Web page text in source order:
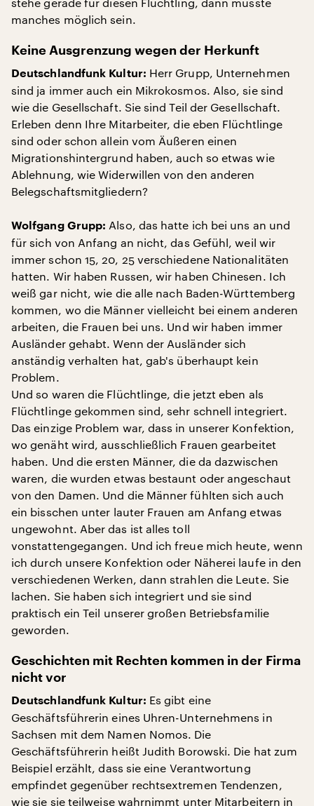
manches möglich sein.
Keine Ausgrenzung wegen der Herkunft
Deutschlandfunk Kultur: Herr Grupp, Unternehmen
sind ja immer auch ein Mikrokosmos. Also, sie sind
wie die Gesellschaft. Sie sind Teil der Gesellschaft.
Erleben denn Ihre Mitarbeiter, die eben Flüchtlinge
sind oder schon allein vom Äußeren einen
Migrationshintergrund haben, auch so etwas wie
Ablehnung, wie Widerwillen von den anderen
Belegschaftsmitgliedern?
Wolfgang Grupp: Also, das hatte ich bei uns an und
für sich von Anfang an nicht, das Gefühl, weil wir
immer schon 15, 20, 25 verschiedene Nationalitäten
hatten. Wir haben Russen, wir haben Chinesen. Ich
weiß gar nicht, wie die alle nach Baden-Württemberg
kommen, wo die Männer vielleicht bei einem anderen
arbeiten, die Frauen bei uns. Und wir haben immer
Ausländer gehabt. Wenn der Ausländer sich
anständig verhalten hat, gab's überhaupt kein
Problem.
Und so waren die Flüchtlinge, die jetzt eben als
Flüchtlinge gekommen sind, sehr schnell integriert.
Das einzige Problem war, dass in unserer Konfektion,
wo genäht wird, ausschließlich Frauen gearbeitet
haben. Und die ersten Männer, die da dazwischen
waren, die wurden etwas bestaunt oder angeschaut
von den Damen. Und die Männer fühlten sich auch
ein bisschen unter lauter Frauen am Anfang etwas
ungewohnt. Aber das ist alles toll
vonstattengegangen. Und ich freue mich heute, wenn
ich durch unsere Konfektion oder Näherei laufe in den
verschiedenen Werken, dann strahlen die Leute. Sie
lachen. Sie haben sich integriert und sie sind
praktisch ein Teil unserer großen Betriebsfamilie
geworden.
Geschichten mit Rechten kommen in der Firma
nicht vor
Deutschlandfunk Kultur: Es gibt eine
Geschäftsführerin eines Uhren-Unternehmens in
Sachsen mit dem Namen Nomos. Die
Geschäftsführerin heißt Judith Borowski. Die hat zum
Beispiel erzählt, dass sie eine Verantwortung
empfindet gegenüber rechtsextremen Tendenzen,
wie sie sie teilweise wahrnimmt unter Mitarbeitern in